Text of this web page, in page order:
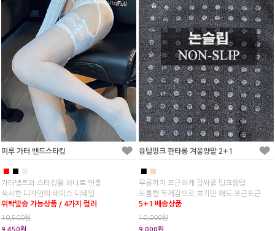
미루 가터 밴드스타킹
■ ■
가터벨트와 스타킹을 하나로 연출
섹시한 디자인의 레이스 디테일
위탁발송 가능상품 / 4가지 컬러
10,500원
9,450원
융털밍크 판타롱 겨울양말 2+1
■ ■
무릎까지 포근하게 감싸줄 밍크융털
도톰한 두께감으로 보기만 해도 포근포근
5+1 배송상품
10,000원
9,000원